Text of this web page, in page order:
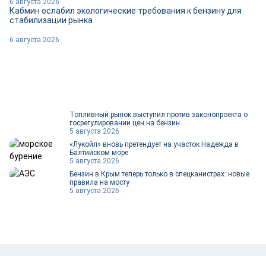
Кабмин ослабил экологические требования к бензину для
стабилизации рынка
6 августа 2026
Топливный рынок выступил против законопроекта о
госрегулировании цен на бензин
5 августа 2026
«Лукойл» вновь претендует на участок Надежда в
Балтийском море
5 августа 2026
Бензин в Крым теперь только в спецканистрах: новые
правила на мосту
5 августа 2026